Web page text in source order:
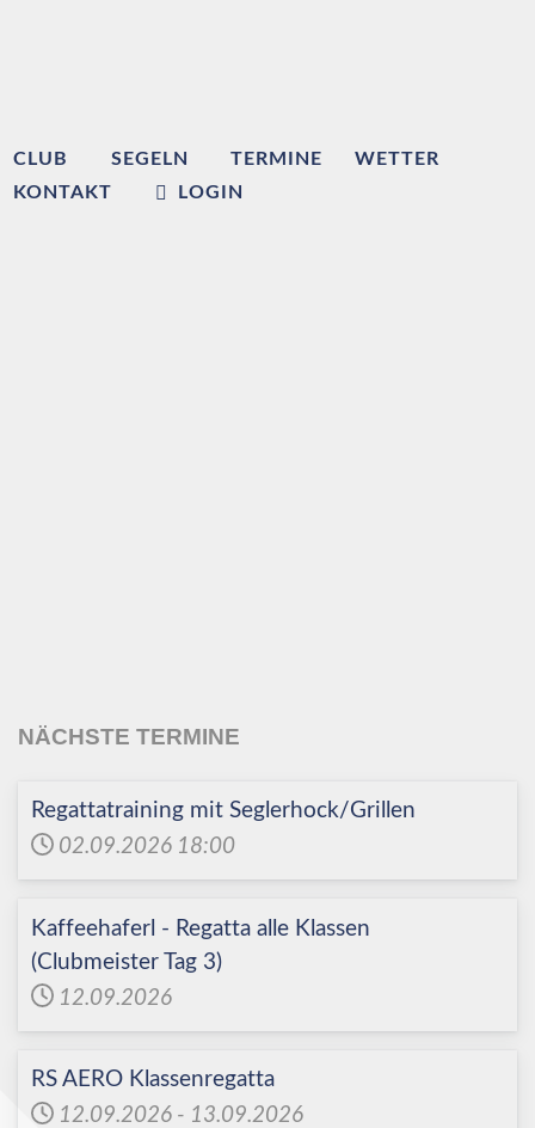
CLUB SEGELN TERMINE
WETTER
KONTAKT
LOGIN
NÄCHSTE TERMINE
Regattatraining mit Seglerhock/Grillen
02.09.2026 18:00
Kaffeehaferl - Regatta alle Klassen
(Clubmeister Tag 3)
12.09.2026
RS AERO Klassenregatta
12.09.2026 - 13.09.2026